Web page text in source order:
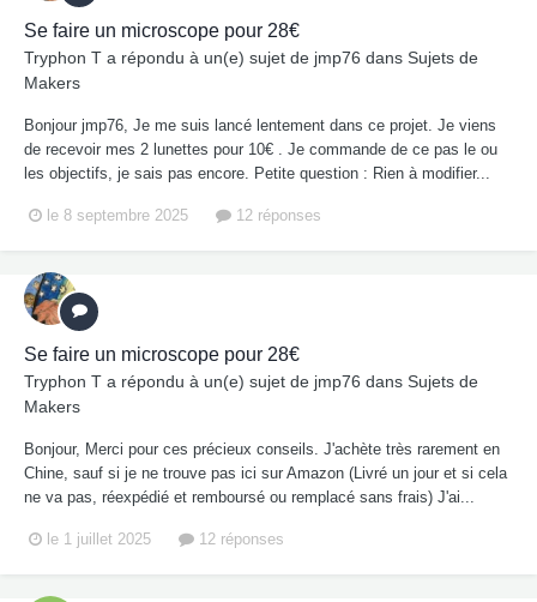
Se faire un microscope pour 28€
Tryphon T a répondu à un(e) sujet de jmp76 dans Sujets de
Makers
Bonjour jmp76, Je me suis lancé lentement dans ce projet. Je viens
de recevoir mes 2 lunettes pour 10€ . Je commande de ce pas le ou
les objectifs, je sais pas encore. Petite question : Rien à modifier...
le 8 septembre 2025 12 réponses
Se faire un microscope pour 28€
Tryphon T a répondu à un(e) sujet de jmp76 dans Sujets de
Makers
Bonjour, Merci pour ces précieux conseils. J'achète très rarement en
Chine, sauf si je ne trouve pas ici sur Amazon (Livré un jour et si cela
ne va pas, réexpédié et remboursé ou remplacé sans frais) J'ai...
le 1 juillet 2025 12 réponses